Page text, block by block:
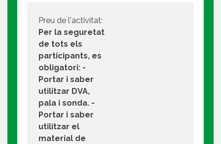
Preu de l'activitat:
Per la seguretat
de tots els
participants, es
obligatori: -
Portar i saber
utilitzar DVA,
pala i sonda. -
Portar i saber
utilitzar el
material de